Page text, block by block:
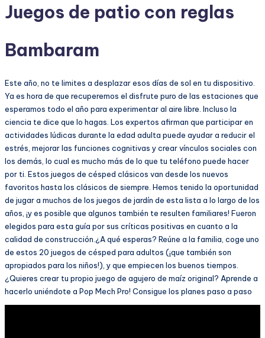
Juegos de patio con reglas
Bambaram
Este año, no te limites a desplazar esos días de sol en tu dispositivo.
Ya es hora de que recuperemos el disfrute puro de las estaciones que
esperamos todo el año para experimentar al aire libre. Incluso la
ciencia te dice que lo hagas. Los expertos afirman que participar en
actividades lúdicas durante la edad adulta puede ayudar a reducir el
estrés, mejorar las funciones cognitivas y crear vínculos sociales con
los demás, lo cual es mucho más de lo que tu teléfono puede hacer
por ti. Estos juegos de césped clásicos van desde los nuevos
favoritos hasta los clásicos de siempre. Hemos tenido la oportunidad
de jugar a muchos de los juegos de jardín de esta lista a lo largo de los
años, ¡y es posible que algunos también te resulten familiares! Fueron
elegidos para esta guía por sus críticas positivas en cuanto a la
calidad de construcción.¿A qué esperas? Reúne a la familia, coge uno
de estos 20 juegos de césped para adultos (¡que también son
apropiados para los niños!), y que empiecen los buenos tiempos.
¿Quieres crear tu propio juego de agujero de maíz original? Aprende a
hacerlo uniéndote a Pop Mech Pro! Consigue los planes paso a paso